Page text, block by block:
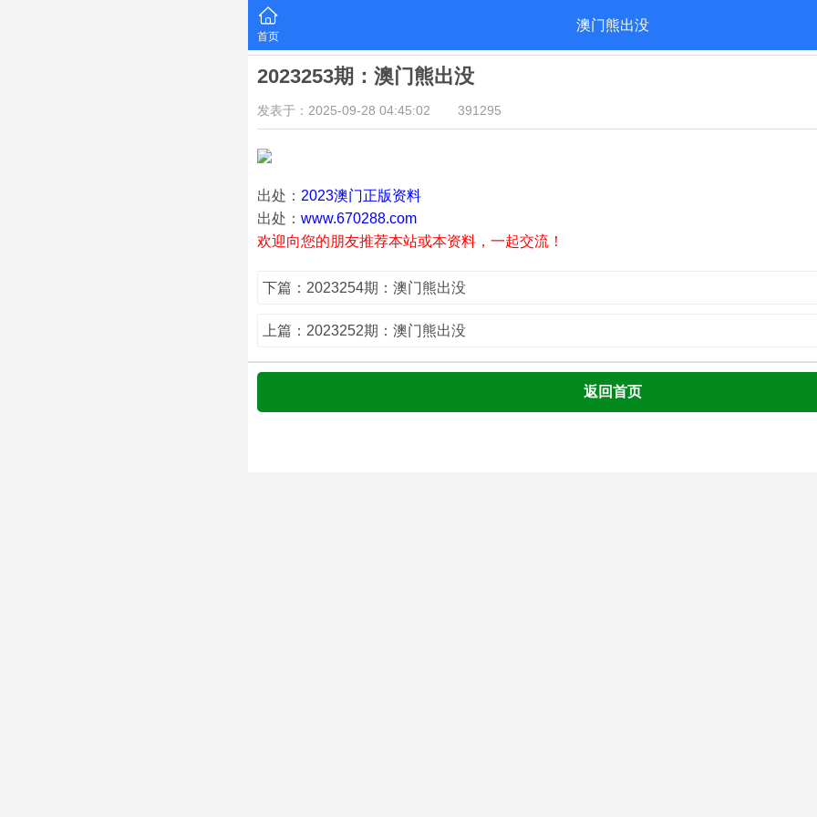
首页
澳门熊出没
2023253期：澳门熊出没
发表于：2025-09-28 04:45:02 391295
出处： 2023澳门正版资料
出处： www.670288.com
欢迎向您的朋友推荐本站或本资料，一起交流！
下篇：2023254期：澳门熊出没
上篇：2023252期：澳门熊出没
返回首页